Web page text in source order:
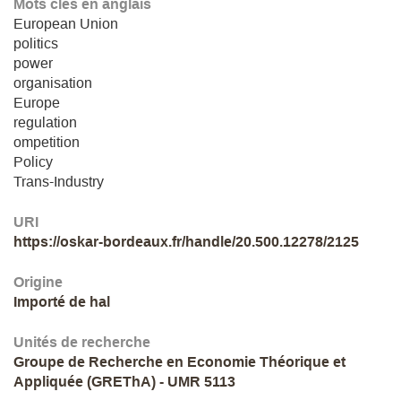
Mots clés en anglais
European Union
politics
power
organisation
Europe
regulation
ompetition
Policy
Trans-Industry
URI
https://oskar-bordeaux.fr/handle/20.500.12278/2125
Origine
Importé de hal
Unités de recherche
Groupe de Recherche en Economie Théorique et
Appliquée (GREThA) - UMR 5113